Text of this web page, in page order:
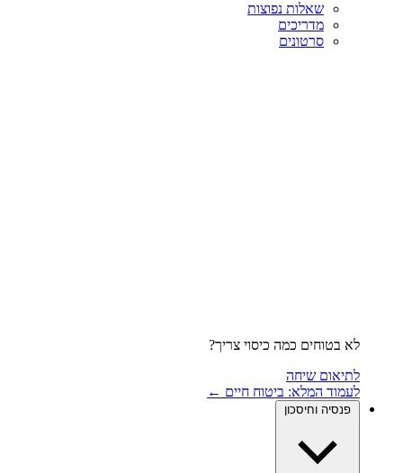
שאלות נפוצות
מדריכים
סרטונים
לא בטוחים כמה כיסוי צריך?
לתיאום שיחה
לעמוד המלא: ביטוח חיים ←
פנסיה וחיסכון